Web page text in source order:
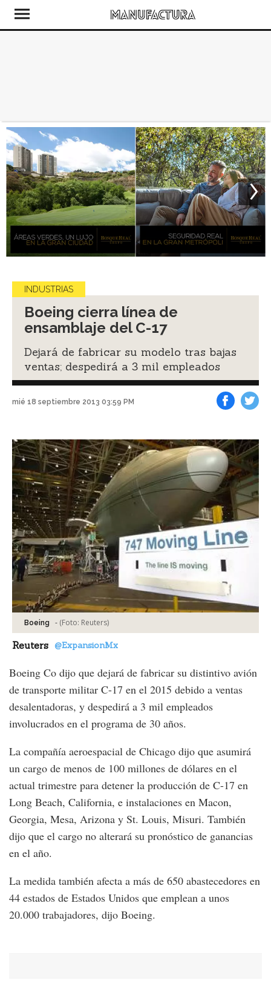
INDUSTRIAS
Boeing cierra línea de
ensamblaje del C-17
Dejará de fabricar su modelo tras bajas
ventas; despedirá a 3 mil empleados
mié 18 septiembre 2013 03:59 PM
Boeing - (Foto: Reuters)
Reuters @ExpansionMx
Boeing Co dijo que dejará de fabricar su distintivo avión
de transporte militar C-17 en el 2015 debido a ventas
desalentadoras, y despedirá a 3 mil empleados
involucrados en el programa de 30 años.
La compañía aeroespacial de Chicago dijo que asumirá
un cargo de menos de 100 millones de dólares en el
actual trimestre para detener la producción de C-17 en
Long Beach, California, e instalaciones en Macon,
Georgia, Mesa, Arizona y St. Louis, Misuri. También
dijo que el cargo no alterará su pronóstico de ganancias
en el año.
La medida también afecta a más de 650 abastecedores en
44 estados de Estados Unidos que emplean a unos
20.000 trabajadores, dijo Boeing.